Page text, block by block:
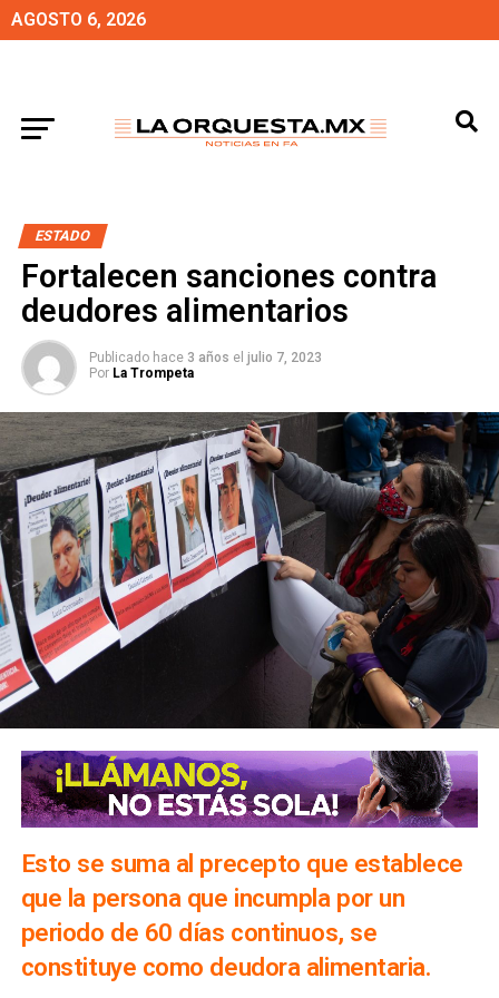
AGOSTO 6, 2026
ESTADO
Fortalecen sanciones contra
deudores alimentarios
Publicado hace 3 años el julio 7, 2023
Por La Trompeta
Esto se suma al precepto que establece
que la persona que incumpla por un
periodo de 60 días continuos, se
constituye como deudora alimentaria.